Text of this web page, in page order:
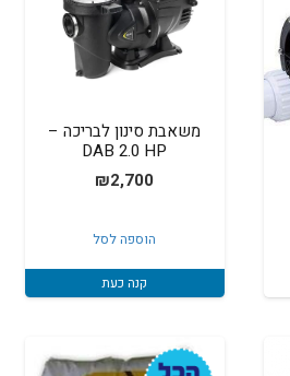
משאבת סינון לבריכה –
DAB 2.0 HP
₪2,700
הוספה לסל
קנה כעת